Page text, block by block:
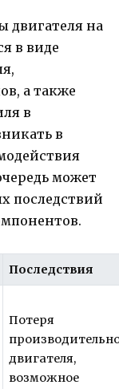
двигателя на
в виде
а также
в
в
может
последствий
Последствия
Потеря
двигателя,
возможное